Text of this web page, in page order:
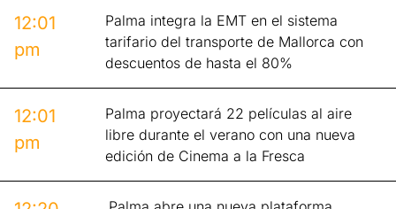
12:01
pm
Palma integra la EMT en el sistema
tarifario del transporte de Mallorca con
descuentos de hasta el 80%
12:01
pm
Palma proyectará 22 películas al aire
libre durante el verano con una nueva
edición de Cinema a la Fresca